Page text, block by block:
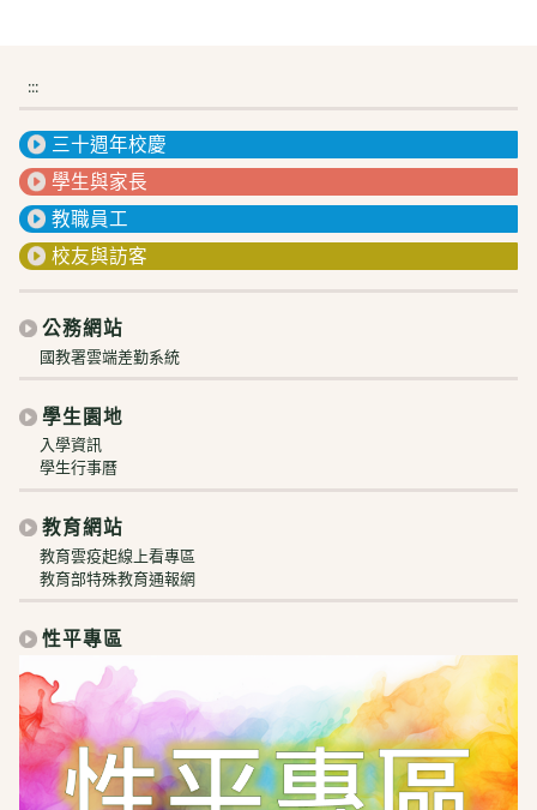
:::
三十週年校慶
學生與家長
教職員工
校友與訪客
公務網站
國教署雲端差勤系統
學生園地
入學資訊
學生行事曆
教育網站
教育雲疫起線上看專區
教育部特殊教育通報網
性平專區